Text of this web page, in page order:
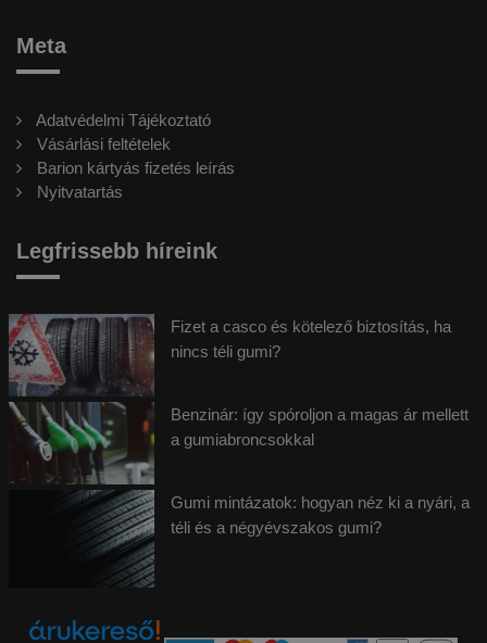
Meta
Adatvédelmi Tájékoztató
Vásárlási feltételek
Barion kártyás fizetés leírás
Nyitvatartás
Legfrissebb híreink
Fizet a casco és kötelező biztosítás, ha
nincs téli gumi?
Benzinár: így spóroljon a magas ár mellett
a gumiabroncsokkal
Gumi mintázatok: hogyan néz ki a nyári, a
téli és a négyévszakos gumi?